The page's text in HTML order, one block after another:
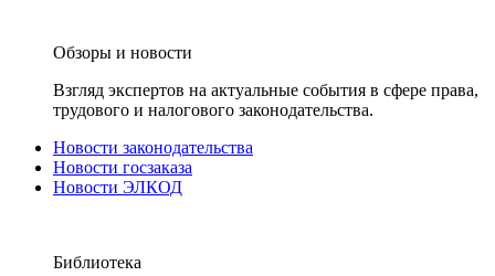
Обзоры и новости
Взгляд экспертов на актуальные события в сфере права,
трудового и налогового законодательства.
Новости законодательства
Новости госзаказа
Новости ЭЛКОД
Библиотека